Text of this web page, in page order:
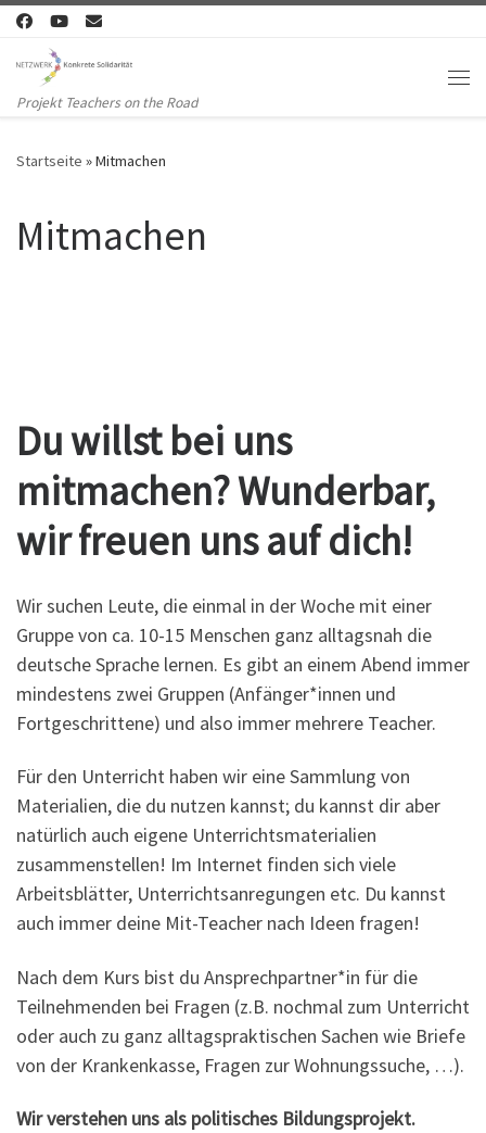
Zum Inhalt springen
Projekt Teachers on the Road
Startseite »Mitmachen
Mitmachen
Du willst bei uns
mitmachen? Wunderbar,
wir freuen uns auf dich!
Wir suchen Leute, die einmal in der Woche mit einer
Gruppe von ca. 10-15 Menschen ganz alltagsnah die
deutsche Sprache lernen. Es gibt an einem Abend immer
mindestens zwei Gruppen (Anfänger*innen und
Fortgeschrittene) und also immer mehrere Teacher.
Für den Unterricht haben wir eine Sammlung von
Materialien, die du nutzen kannst; du kannst dir aber
natürlich auch eigene Unterrichtsmaterialien
zusammenstellen! Im Internet finden sich viele
Arbeitsblätter, Unterrichtsanregungen etc. Du kannst
auch immer deine Mit-Teacher nach Ideen fragen!
Nach dem Kurs bist du Ansprechpartner*in für die
Teilnehmenden bei Fragen (z.B. nochmal zum Unterricht
oder auch zu ganz alltagspraktischen Sachen wie Briefe
von der Krankenkasse, Fragen zur Wohnungssuche, …).
Wir verstehen uns als politisches Bildungsprojekt.